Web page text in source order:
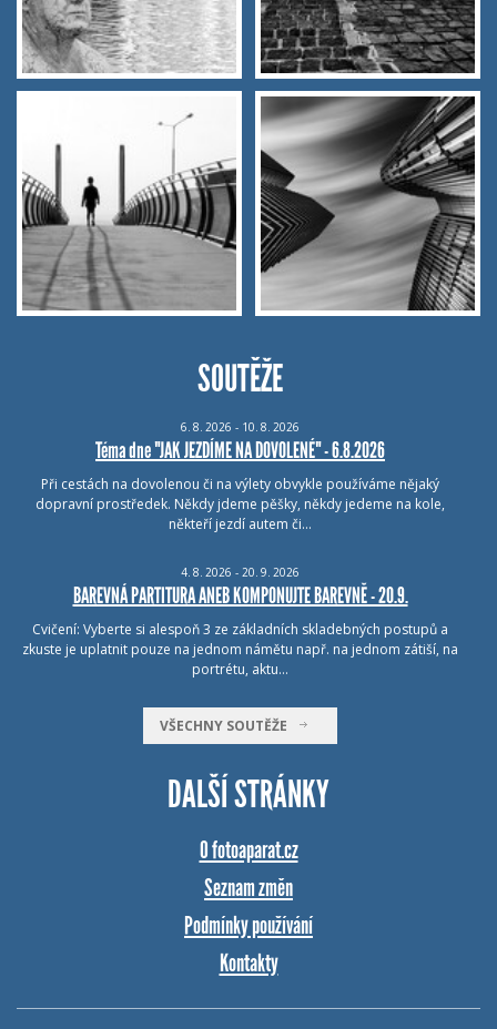
SOUTĚŽE
6. 8. 2026 - 10. 8. 2026
Téma dne "JAK JEZDÍME NA DOVOLENÉ" - 6.8.2026
Při cestách na dovolenou či na výlety obvykle používáme nějaký
dopravní prostředek. Někdy jdeme pěšky, někdy jedeme na kole,
někteří jezdí autem či…
4. 8. 2026 - 20. 9. 2026
BAREVNÁ PARTITURA ANEB KOMPONUJTE BAREVNĚ - 20.9.
Cvičení: Vyberte si alespoň 3 ze základních skladebných postupů a
zkuste je uplatnit pouze na jednom námětu např. na jednom zátiší, na
portrétu, aktu…
VŠECHNY SOUTĚŽE
DALŠÍ STRÁNKY
O fotoaparat.cz
Seznam změn
Podmínky používání
Kontakty